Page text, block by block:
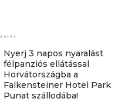
Nyerj 3 napos nyaralást
félpanziós ellátással
Horvátországba a
Falkensteiner Hotel Park
Punat szállodába!